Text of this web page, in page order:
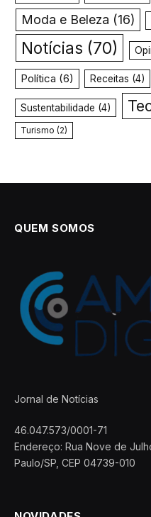
Moda e Beleza (16)
Notícias (70)
Política (6) Receitas (4)
Sustentabilidade (4)
Turismo (2)
QUEM SOMOS
Jornal de Notícias
46.047.573/0001-71
Endereço: Rua Nove de
Paulo/SP, CEP 04739-010